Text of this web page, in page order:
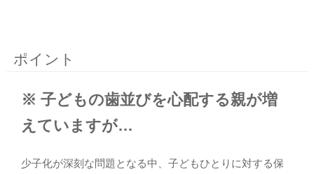
ポイント
※ 子どもの歯並びを心配する親が増
えていますが…
少子化が深刻な問題となる中、子どもひとりに対する保